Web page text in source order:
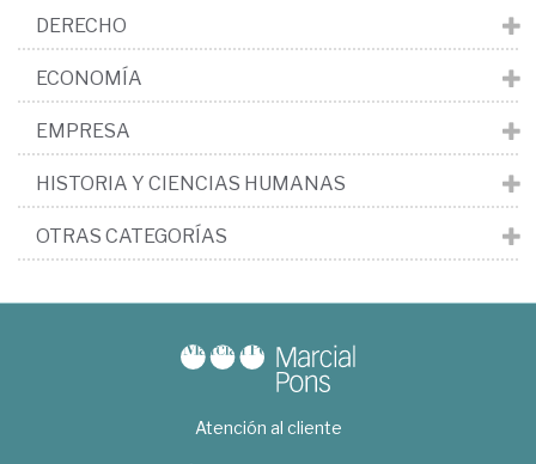
DERECHO
ECONOMÍA
EMPRESA
HISTORIA Y CIENCIAS HUMANAS
OTRAS CATEGORÍAS
Atención al cliente